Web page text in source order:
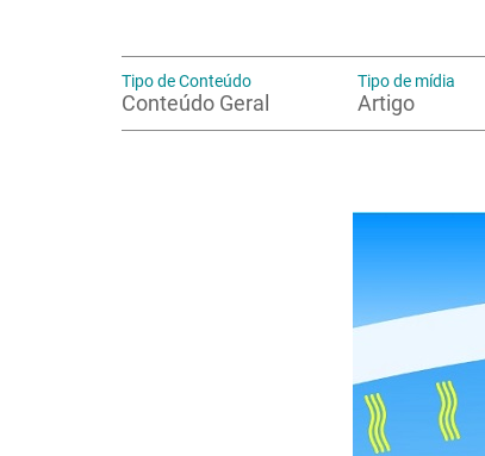
Tipo de Conteúdo
Conteúdo Geral
Tipo de mídia
Artigo